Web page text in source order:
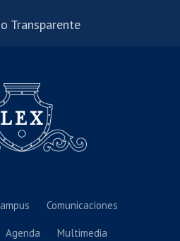
Transparente
Comunicaciones
Agenda Multimedia